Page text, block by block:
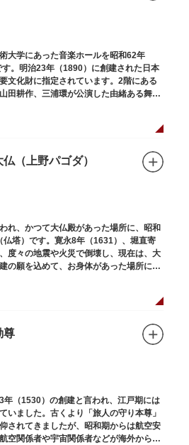
大学にあった音楽ホールを昭和62年
す。明治23年（1890）に創建された日本
文化財に指定されています。2階にある
田耕作、三浦環が公演した由緒ある舞台
仏（上野パゴダ）
れ、かつて大仏殿があった場所に、昭和
塔）です。寛永8年（1631）、堀直寄
度々の地震や火災で倒壊し、現在は、大
の願を込めて、お身体があった場所にパ
尊
（1530）の創建と言われ、江戸期には
いました。古くより「旅人の守り本尊」
されてきましたが、昭和期からは航空安
空関係者や宇宙関係者などが海外からも